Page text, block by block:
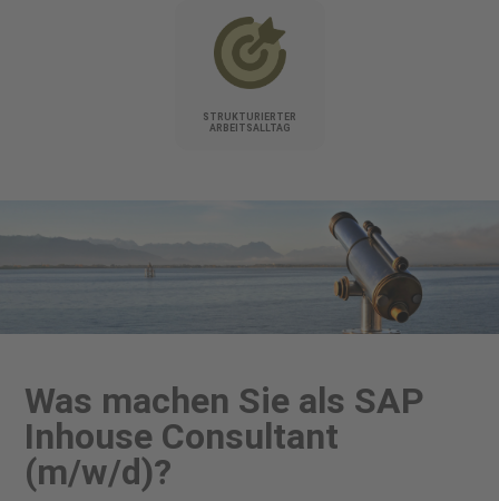
STRUKTURIERTER
ARBEITSALLTAG
Was machen Sie als SAP
Inhouse Consultant
(m/w/d)?